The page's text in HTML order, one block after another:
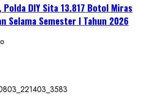
Polda DIY Sita 13.817 Botol Miras
Selama Semester I Tahun 2026